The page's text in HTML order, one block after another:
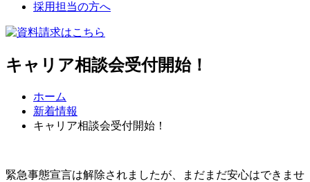
採用担当の方へ
キャリア相談会受付開始！
ホーム
新着情報
キャリア相談会受付開始！
緊急事態宣言は解除されましたが、まだまだ安心はできませ